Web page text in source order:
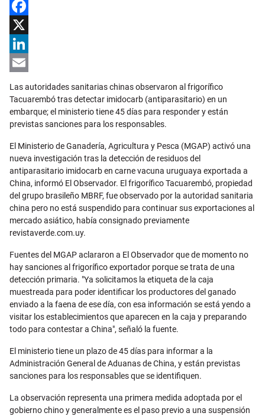
Facebook
X
LinkedIn
Las autoridades sanitarias chinas observaron al frigorífico
Tacuarembó tras detectar imidocarb (antiparasitario) en un
embarque; el ministerio tiene 45 días para responder y están
previstas sanciones para los responsables.
El Ministerio de Ganadería, Agricultura y Pesca (MGAP) activó una
nueva investigación tras la detección de residuos del
antiparasitario imidocarb en carne vacuna uruguaya exportada a
China, informó El Observador. El frigorífico Tacuarembó, propiedad
del grupo brasileño MBRF, fue observado por la autoridad sanitaria
china pero no está suspendido para continuar sus exportaciones al
mercado asiático, había consignado previamente
revistaverde.com.uy.
Fuentes del MGAP aclararon a El Observador que de momento no
hay sanciones al frigorífico exportador porque se trata de una
detección primaria. "Ya solicitamos la etiqueta de la caja
muestreada para poder identificar los productores del ganado
enviado a la faena de ese día, con esa información se está yendo a
visitar los establecimientos que aparecen en la caja y preparando
todo para contestar a China", señaló la fuente.
El ministerio tiene un plazo de 45 días para informar a la
Administración General de Aduanas de China, y están previstas
sanciones para los responsables que se identifiquen.
La observación representa una primera medida adoptada por el
gobierno chino y generalmente es el paso previo a una suspensión